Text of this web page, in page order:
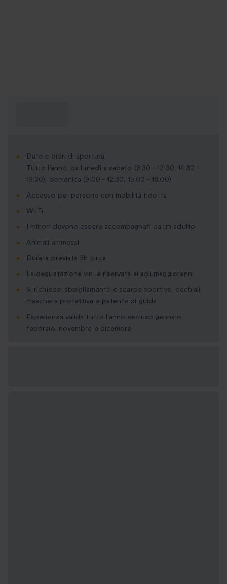
Date e orari di apertura:
Tutto l’anno, da lunedì a sabato (8:30 - 12:30, 14:30 -
19:30), domenica (9:00 - 12:30, 15:00 - 18:00)
Accesso per persone con mobilità ridotta
Wi-Fi
I minori devono essere accompagnati da un adulto
Animali ammessi
Durata prevista 3h circa
La degustazione vini è riservata ai soli maggiorenni
Si richiede: abbigliamento e scarpe sportive, occhiali,
maschera protettiva e patente di guida
Esperienza valida tutto l'anno escluso gennaio,
febbraio, novembre e dicembre